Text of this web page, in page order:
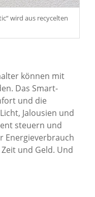
wird aus recycelten
können mit
Das Smart-
und die
Jalousien und
steuern und
Energieverbrauch
und Geld. Und